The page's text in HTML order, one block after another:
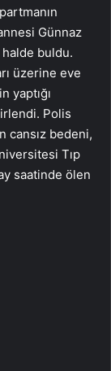
Günnaz
halde buldu.
üzerine eve
yaptığı
Polis
cansız bedeni,
Tıp
saatinde ölen